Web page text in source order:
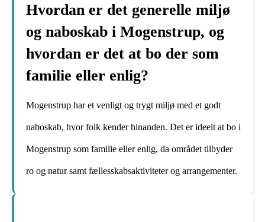
Hvordan er det generelle miljø
og naboskab i Mogenstrup, og
hvordan er det at bo der som
familie eller enlig?
Mogenstrup har et venligt og trygt miljø med et godt
naboskab, hvor folk kender hinanden. Det er ideelt at bo i
Mogenstrup som familie eller enlig, da området tilbyder
ro og natur samt fællesskabsaktiviteter og arrangementer.